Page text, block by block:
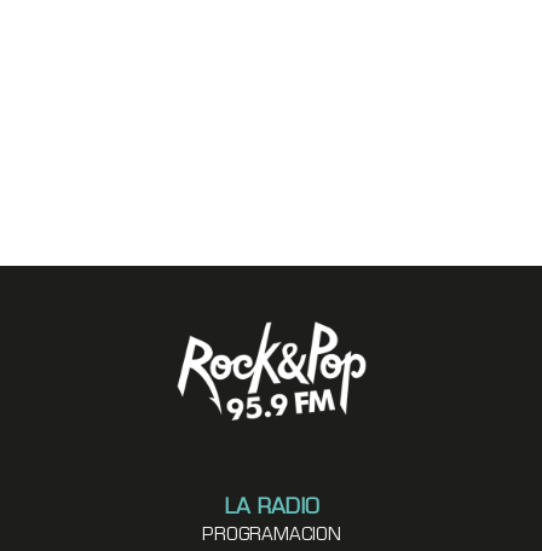
LA RADIO
PROGRAMACION